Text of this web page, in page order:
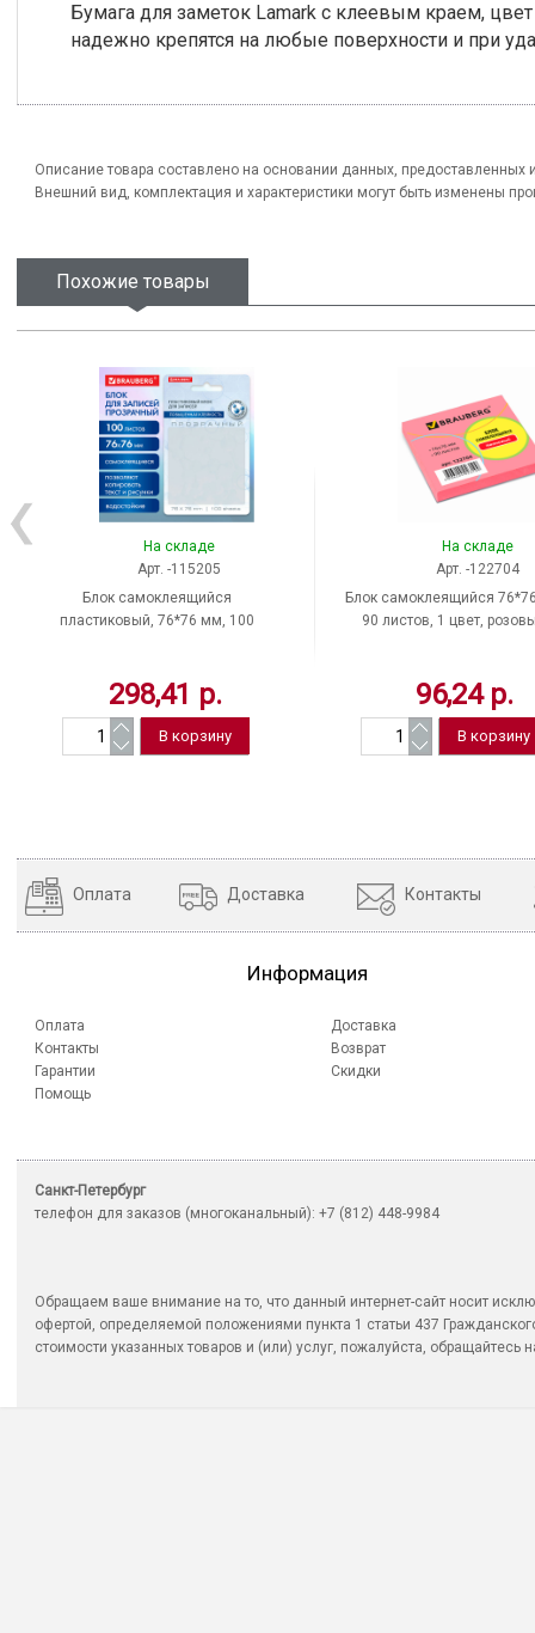
Бумага для заметок Lamark с клеевым краем,
надежно крепятся на любые поверхности и при
Описание товара составлено на основании данных, предоставленных
Внешний вид, комплектация и характеристики могут быть изменены
Похожие товары
На складе
Арт. -115205
Блок самоклеящийся
пластиковый, 76*76 мм, 100
298,41 р.
На складе
Арт. -122704
Блок самоклеящийся
90 листов, 1 цвет,
96,24 р.
Оплата Доставка Контакты
Информация
Оплата
Контакты
Гарантии
Помощь
Доставка
Возврат
Скидки
Санкт-Петербург
телефон для заказов (многоканальный): +7 (812) 448-9984
Обращаем ваше внимание на то, что данный интернет-сайт носит
офертой, определяемой положениями пункта 1 статьи 437
стоимости указанных товаров и (или) услуг, пожалуйста, обращайтесь